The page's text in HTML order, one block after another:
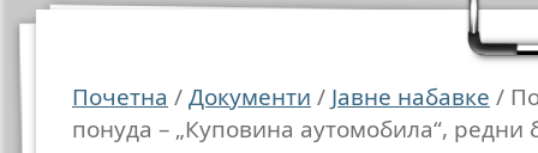
Почетна /Документи / Јавне набавке /
понуда – „Куповина аутомобила“, редни